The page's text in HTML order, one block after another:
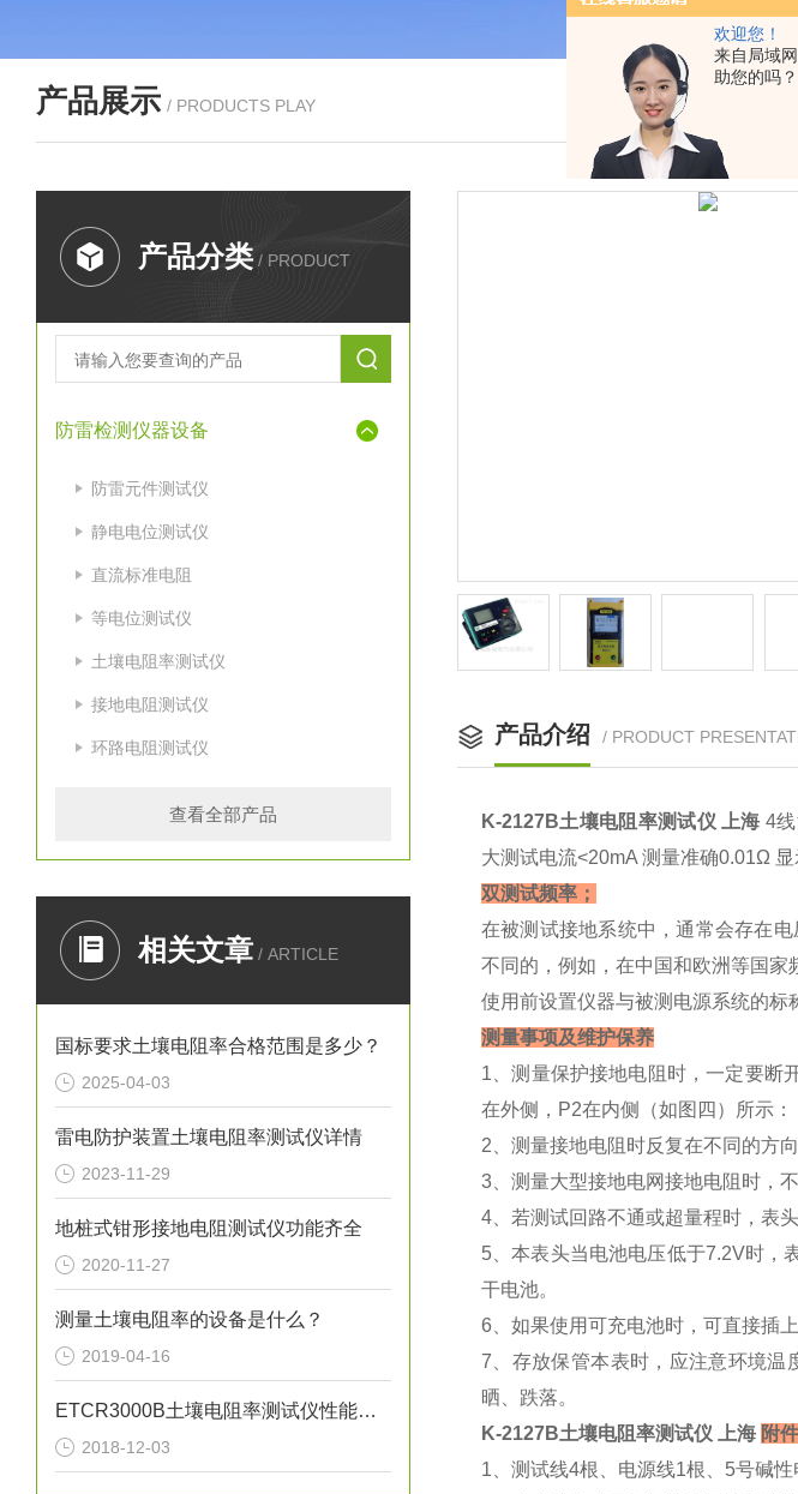
欢迎您！
来自局域
助您的吗？
产品展示 / PRODUCTS PLAY 我的位置：
产品分类 / PRODUCT
防雷检测仪器设备
防雷元件测试仪
静电电位测试仪
直流标准电阻
等电位测试仪
土壤电阻率测试仪
接地电阻测试仪
环路电阻测试仪
查看全部产品
相关文章 / ARTICLE
国标要求土壤电阻率合格范围是多少？
2025-04-03
雷电防护装置土壤电阻率测试仪详情
2023-11-29
地桩式钳形接地电阻测试仪功能齐全
2020-11-27
测量土壤电阻率的设备是什么？
2019-04-16
ETCR3000B土壤电阻率测试仪性能特点
2018-12-03
产品介绍 / PRODUCT
K-2127B土壤电阻率测试仪 上海 4
大测试电流<20mA 测量准确0.01Ω
双测试频率；
在被测试接地系统中，通常会存在
不同的，例如，在中国和欧洲等国
使用前设置仪器与被测电源系统的标
测量事项及维护保养
1、测量保护接地电阻时，一定要断
在外侧，P2在内侧（如图四）所示：
2、测量接地电阻时反复在不同的方
3、测量大型接地电网接地电阻时，
4、若测试回路不通或超量程时，表
5、本表头当电池电压低于7.2V时，
干电池。
6、如果使用可充电池时，可直接插
7、存放保管本表时，应注意环境温
晒、跌落。
K-2127B土壤电阻率测试仪 上海 附
1、测试线4根、电源线1根、5号碱